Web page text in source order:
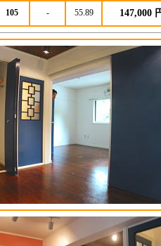
105 - 55.89 147,000